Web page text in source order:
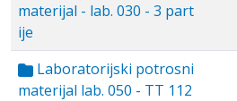
materijal - lab. 030 - 3 part
ije
Laboratorijski potrosni
materijal lab. 050 - TT 112